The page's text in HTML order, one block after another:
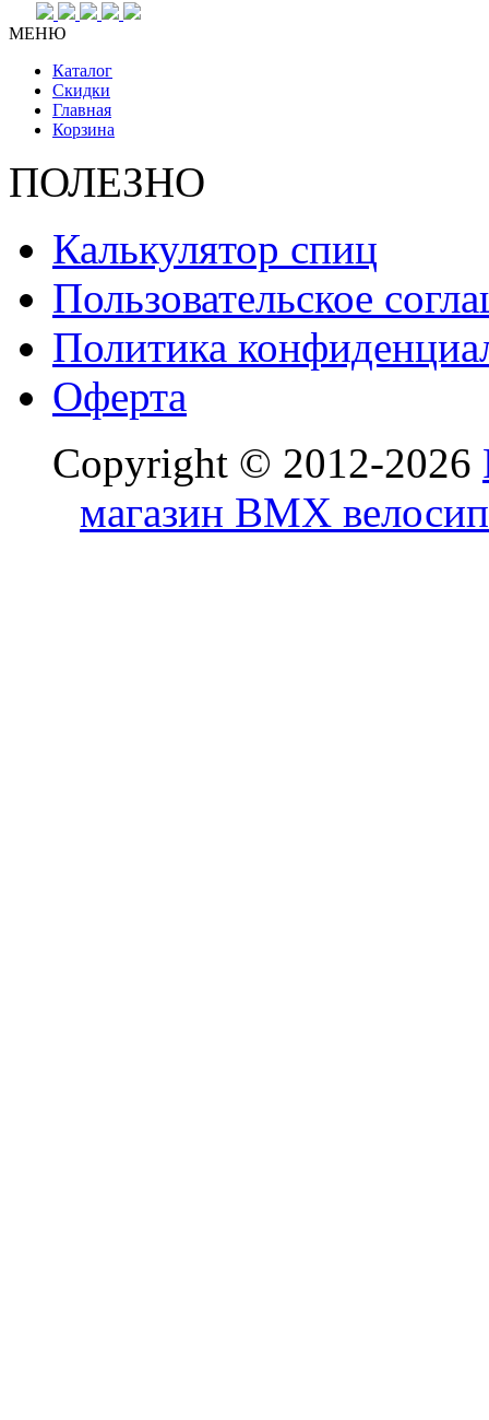
МЕНЮ
Каталог
Скидки
Главная
Корзина
ПОЛЕЗНО
Калькулятор спиц
Пользовательское
Политика
Оферта
Copyright © 2012-2026
магазин BMX